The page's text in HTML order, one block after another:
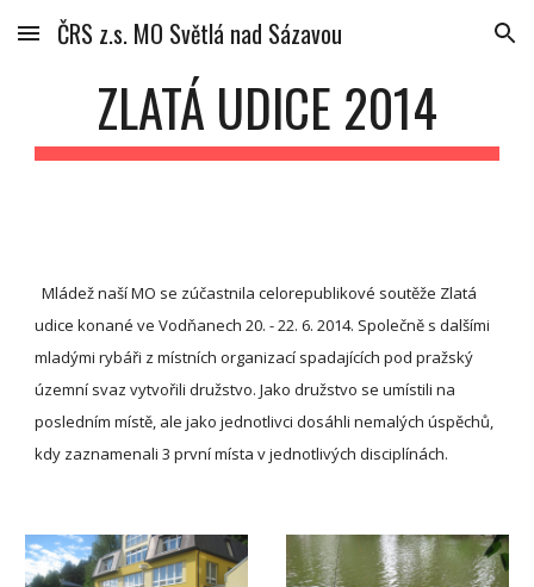
Skip to main content Skip to navigation
ČRS z.s. MO Světlá nad Sázavou
ZLATÁ UDICE 2014
  Mládež naší MO se zúčastnila celorepublikové soutěže Zlatá
udice konané ve Vodňanech 20. - 22. 6. 2014. Společně s dalšími
mladými rybáři z místních organizací spadajících pod pražský
územní svaz vytvořili družstvo. Jako družstvo se umístili na
posledním místě, ale jako jednotlivci dosáhli nemalých úspěchů,
kdy zaznamenali 3 první místa v jednotlivých disciplínách.